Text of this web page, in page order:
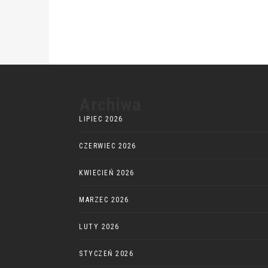
LIPIEC 2026
CZERWIEC 2026
KWIECIEŃ 2026
MARZEC 2026
LUTY 2026
STYCZEŃ 2026